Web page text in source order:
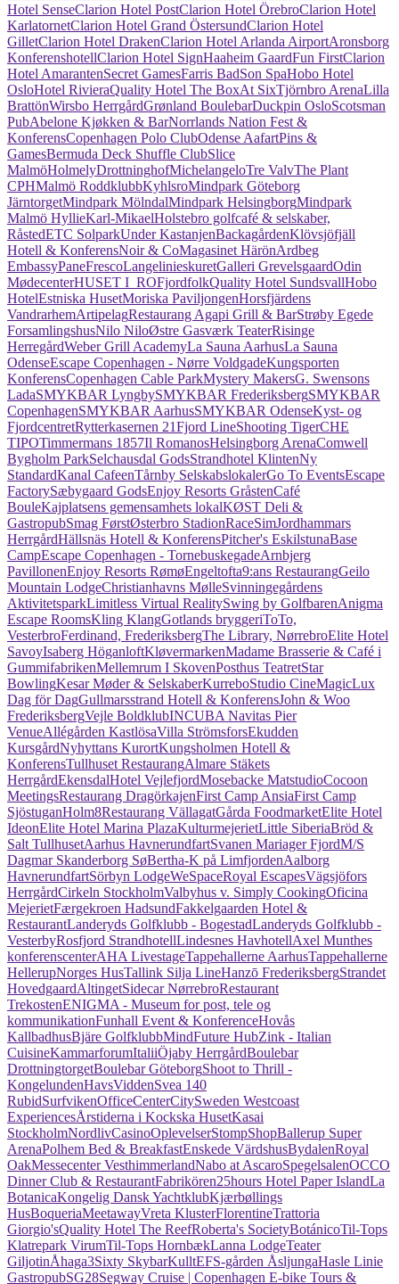
Hotel SenseClarion Hotel PostClarion Hotel ÖrebroClarion Hotel
KarlatornetClarion Hotel Grand ÖstersundClarion Hotel
GilletClarion Hotel DrakenClarion Hotel Arlanda AirportAronsborg
KonferenshotellClarion Hotel SignHaaheim GaardFun FirstClarion
Hotel AmarantenSecret GamesFarris BadSon SpaHobo Hotel
OsloHotel RivieraQuality Hotel The BoxAt SixTjörnbro ArenaLilla
BrattönWirsbo HerrgårdGrønland BoulebarDuckpin OsloScotsman
PubAbelone Kjøkken & BarNorrlands Nation Fest &
KonferensCopenhagen Polo ClubOdense AafartPins &
GamesBermuda Deck Shuffle ClubSlice
MalmöHolmelyDrottninghofMichelangeloTre ValvThe Plant
CPHMalmö RoddklubbKyhlsroMindpark Göteborg
JärntorgetMindpark MölndalMindpark HelsingborgMindpark
Malmö HyllieKarl-MikaelHolstebro golfcafé & selskaber,
RåstedETC SolparkUnder KastanjenBackagårdenKlövsjöfjäll
Hotell & KonferensNoir & CoMagasinet HärönArdbeg
EmbassyPaneFrescoLangelinieskuretGalleri GrevelsgaardOdin
MødecenterHUSET I_ROFjordfolkQuality Hotel SundsvallHobo
HotelEstniska HusetMoriska PaviljongenHorsfjärdens
VandrarhemArtipelagRestaurang Agapi Grill & BarStrøby Egede
ForsamlingshusNilo NiloØstre Gasværk TeaterRisinge
HerregårdWeber Grill AcademyLa Sauna AarhusLa Sauna
OdenseEscape Copenhagen - Nørre VoldgadeKungsporten
KonferensCopenhagen Cable ParkMystery MakersG. Swensons
LadaSMYKBAR LyngbySMYKBAR FrederiksbergSMYKBAR
CopenhagenSMYKBAR AarhusSMYKBAR OdenseKyst- og
FjordcentretRytterkasernen 21Fjord LineShooting TigerCHE
TIPOTimmermans 1857Il RomanosHelsingborg ArenaComwell
Bygholm ParkSelchausdal GodsStrandhotel KlintenNy
StandardKanal CafeenTårnby SelskabslokalerGo To EventsEscape
FactorySæbygaard GodsEnjoy Resorts GråstenCafé
BouleKajplatsens gemensamhets lokalKØST Deli &
GastropubSmag FørstØsterbro StadionRaceSimJordhammars
HerrgårdHällsnäs Hotell & KonferensPitcher's EskilstunaBase
CampEscape Copenhagen - TornebuskegadeArnbjerg
PavillonenEnjoy Resorts RømøEngeltofta9:ans RestaurangGeilo
Mountain LodgeChristianhavns MølleSvinningegårdens
AktivitetsparkLimitless Virtual RealitySwing by GolfbarenAnigma
Escape RoomsKling KlangGotlands bryggeriToTo,
VesterbroFerdinand, FrederiksbergThe Library, NørrebroElite Hotel
SavoyIsaberg HöganloftKløvermarkenMadame Brasserie & Café i
GummifabrikenMellemrum I SkovenPosthus TeatretStar
BowlingKesar Møder & SelskaberKurreboStudio CineMagicLux
Dag för DagGullmarsstrand Hotell & KonferensJohn & Woo
FrederiksbergVejle BoldklubINCUBA Navitas Pier
VenueAllégården KastlösaVilla StrömsforsEkudden
KursgårdNyhyttans KurortKungsholmen Hotell &
KonferensTullhuset RestaurangAlmare Stäkets
HerrgårdEkensdalHotel VejlefjordMosebacke MatstudioCocoon
MeetingsRestaurang DragörkajenFirst Camp AnsiaFirst Camp
SjöstuganHolm8Restaurang VällagatGårda FoodmarketElite Hotel
IdeonElite Hotel Marina PlazaKulturmejerietLittle SiberiaBröd &
Salt TullhusetAarhus HavnerundfartSvanen Mariager FjordM/S
Dagmar Skanderborg SøBertha-K på LimfjordenAalborg
HavnerundfartSörbyn LodgeWeSpaceRoyal EscapesVägsjöfors
HerrgårdCirkeln StockholmValbyhus v. Simply CookingOficina
MejerietFærgekroen HadsundFakkelgaarden Hotel &
RestaurantLanderyds Golfklubb - BogestadLanderyds Golfklubb -
VesterbyRosfjord StrandhotellLindesnes HavhotellAxel Munthes
konferenscenterAHA LivestageTappehallerne AarhusTappehallerne
HellerupNorges HusTallink Silja LineHanzō FrederiksbergStrandet
HovedgaardAltingetSidecar NørrebroRestaurant
TrekostenENIGMA - Museum for post, tele og
kommunikationFunhall Event & KonferenceHovås
KallbadhusBjäre GolfklubbMindFuture HubZink - Italian
CuisineKammarforumItaliiÖjaby HerrgårdBoulebar
DrottningtorgetBoulebar GöteborgShoot to Thrill -
KongelundenHavsViddenSvea 140
RubidSurfvikenOfficeCenterCitySweden Westcoast
ExperiencesÅrstiderna i Kockska HusetKasai
StockholmNordlivCasinoOplevelserStompShopBallerup Super
ArenaPolhem Bed & BreakfastEnskede VärdshusBydalenRoyal
OakMessecenter VesthimmerlandNabo at AscaroSpegelsalenOCCO
Dinner Club & RestaurantFabrikören25hours Hotel Paper IslandLa
BotanicaKongelig Dansk YachtklubKjærbøllings
HusBoqueriaMeetawayVreta KlusterFlorentineTrattoria
Giorgio'sQuality Hotel The ReefRoberta's SocietyBotánicoTil-Tops
Klatrepark VirumTil-Tops HornbækLanna LodgeTeater
GiljotinÅhaga3Sixty SkybarKulltEFS-gården ÅsljungaHasle Linie
GastropubSG28Segway Cruise | Copenhagen E-bike Tours &